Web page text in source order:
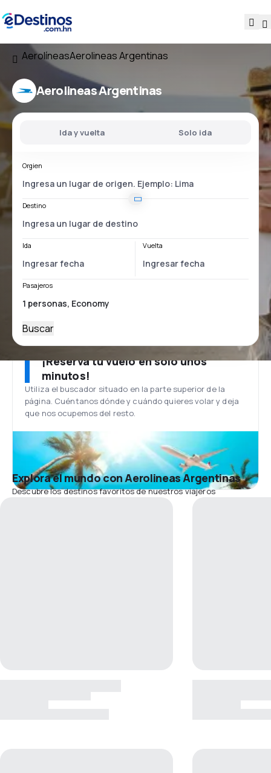
AerolíneasAerolineas Argentinas
Aerolineas Argentinas
Ida y vuelta Solo ida
Orgien
Destino
Ida Vuelta
Pasajeros
Buscar
¡Reserva tu vuelo en solo unos
minutos!
Utiliza el buscador situado en la parte superior de la
página. Cuéntanos dónde y cuándo quieres volar y deja
que nos ocupemos del resto.
Explora el mundo con Aerolineas Argentinas
Descubre los destinos favoritos de nuestros viajeros